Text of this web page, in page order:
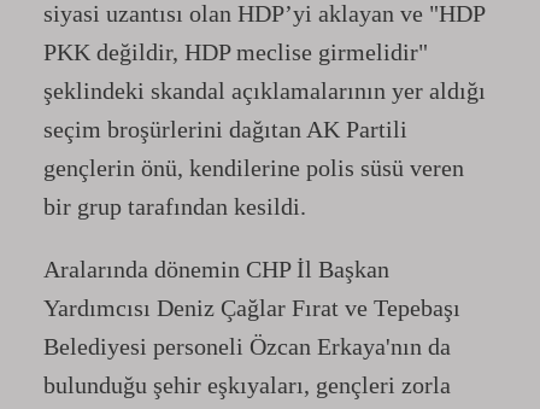
siyasi uzantısı olan HDP’yi aklayan ve "HDP
PKK değildir, HDP meclise girmelidir"
şeklindeki skandal açıklamalarının yer aldığı
seçim broşürlerini dağıtan AK Partili
gençlerin önü, kendilerine polis süsü veren
bir grup tarafından kesildi.
Aralarında dönemin CHP İl Başkan
Yardımcısı Deniz Çağlar Fırat ve Tepebaşı
Belediyesi personeli Özcan Erkaya'nın da
bulunduğu şehir eşkıyaları, gençleri zorla